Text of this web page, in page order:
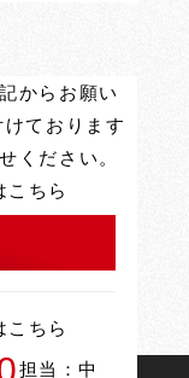
からお願い
ております
ください。
こちら
こちら
担当：中